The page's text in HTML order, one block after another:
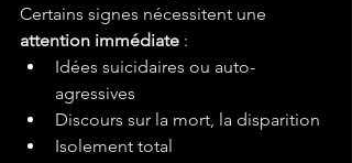
Certains signes nécessitent une
attention immédiate :
Idées suicidaires ou auto-
agressives
Discours sur la mort, la disparition
Isolement total